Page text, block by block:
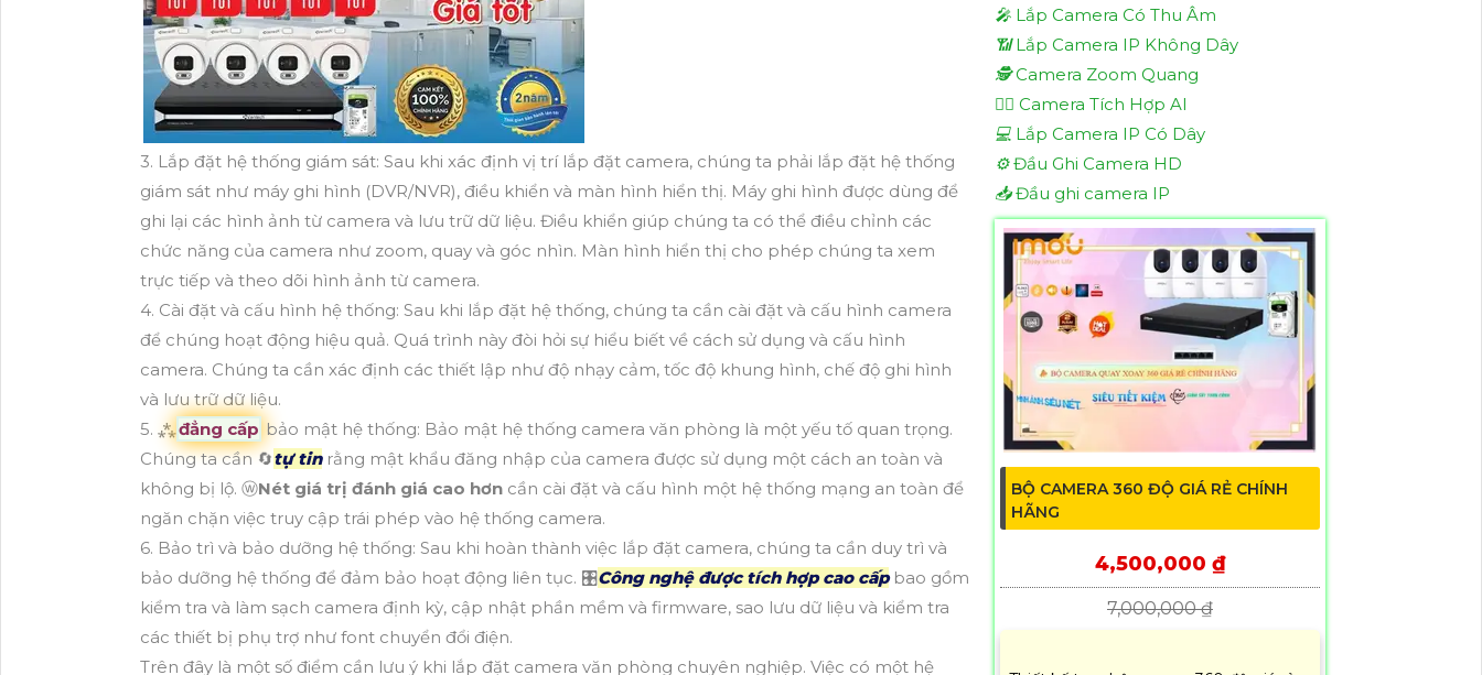
3. Lắp đặt hệ thống giám sát: Sau khi xác định vị trí lắp đặt camera, chúng ta phải lắp đặt hệ thống
giám sát như máy ghi hình (DVR/NVR), điều khiển và màn hình hiển thị. Máy ghi hình được dùng để
ghi lại các hình ảnh từ camera và lưu trữ dữ liệu. Điều khiển giúp chúng ta có thể điều chỉnh các
chức năng của camera như zoom, quay và góc nhìn. Màn hình hiển thị cho phép chúng ta xem
trực tiếp và theo dõi hình ảnh từ camera.
4. Cài đặt và cấu hình hệ thống: Sau khi lắp đặt hệ thống, chúng ta cần cài đặt và cấu hình camera
để chúng hoạt động hiệu quả. Quá trình này đòi hỏi sự hiểu biết về cách sử dụng và cấu hình
camera. Chúng ta cần xác định các thiết lập như độ nhạy cảm, tốc độ khung hình, chế độ ghi hình
và lưu trữ dữ liệu.
5. ⁂đẳng cấp bảo mật hệ thống: Bảo mật hệ thống camera văn phòng là một yếu tố quan trọng.
Chúng ta cần 🔄tự tinrằng mật khẩu đăng nhập của camera được sử dụng một cách an toàn và
không bị lộ. ⓦNét giá trị đánh giá cao hơn cần cài đặt và cấu hình một hệ thống mạng an toàn để
ngăn chặn việc truy cập trái phép vào hệ thống camera.
6. Bảo trì và bảo dưỡng hệ thống: Sau khi hoàn thành việc lắp đặt camera, chúng ta cần duy trì và
bảo dưỡng hệ thống để đảm bảo hoạt động liên tục. 🎛Công nghệ được tích hợp cao cấpbao gồm
kiểm tra và làm sạch camera định kỳ, cập nhật phần mềm và firmware, sao lưu dữ liệu và kiểm tra
các thiết bị phụ trợ như font chuyển đổi điện.
Trên đây là một số điểm cần lưu ý khi lắp đặt camera văn phòng chuyên nghiệp. Việc có một hệ
️🎤️ Lắp Camera Có Thu Âm
📶Lắp Camera IP Không Dây
🕵️Camera Zoom Quang
🧛‍♀️ Camera Tích Hợp AI
💻 Lắp Camera IP Có Dây
⚙️Đầu Ghi Camera HD
📥Đầu ghi camera IP
BỘ CAMERA 360 ĐỘ GIÁ RẺ CHÍNH
HÃNG
4,500,000 ₫
7,000,000 ₫